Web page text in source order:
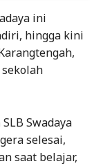
ini
hingga kini
Swadaya
selesai,
saat belajar,